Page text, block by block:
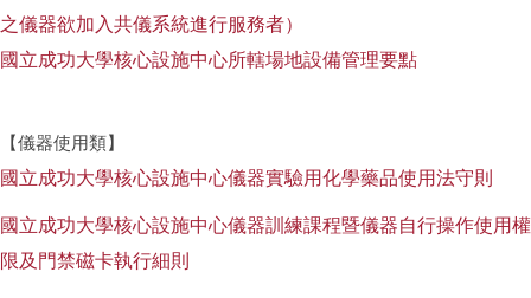
之儀器欲加入共儀系統進行服務者）
國立成功大學核心設施中心所轄場地設備管理要點
【儀器使用類】
國立成功大學核心設施中心儀器實驗用化學藥品使用法守則
國立成功大學核心設施中心儀器訓練課程暨儀器自行操作使用權
限及門禁磁卡執行細則